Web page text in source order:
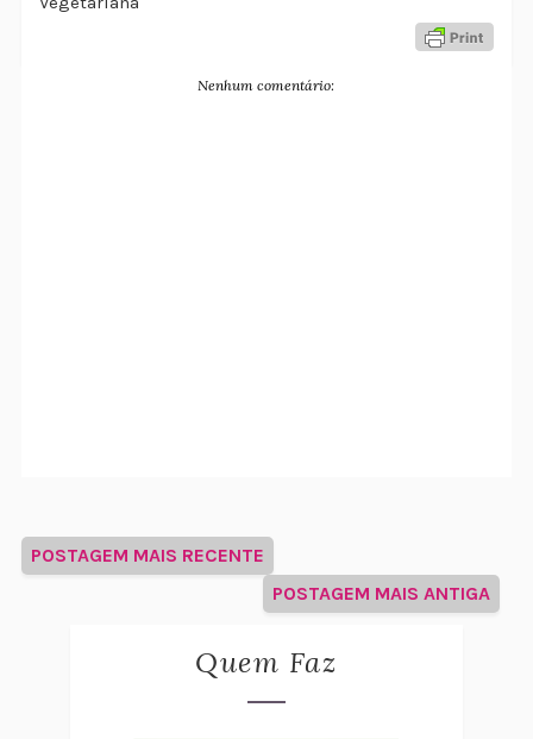
Nenhum comentário:
POSTAGEM MAIS RECENTE
POSTAGEM MAIS ANTIGA
Quem Faz